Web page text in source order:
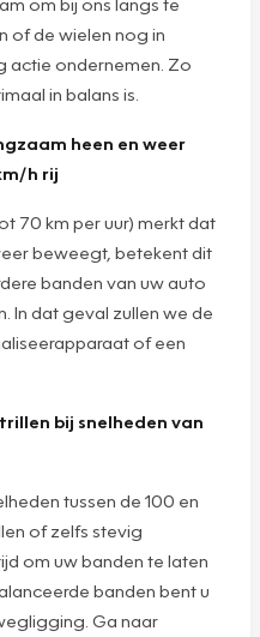
of de wielen nog in
actie ondernemen. Zo
in balans is.
heen en weer
h rij
70 km per uur) merkt dat
beweegt, betekent dit
banden van uw auto
In dat geval zullen we de
of een
bij snelheden van
tussen de 100 en
of zelfs stevig
om uw banden te laten
banden bent u
Ga naar